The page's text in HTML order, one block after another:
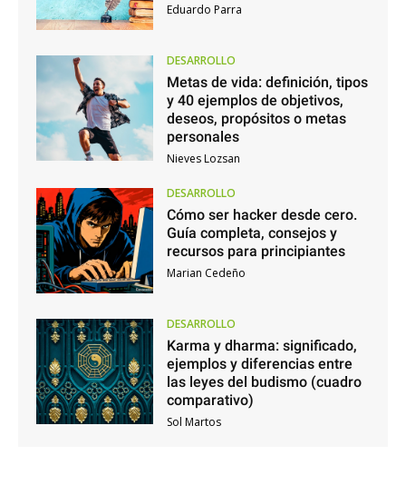
Eduardo Parra
DESARROLLO
Metas de vida: definición, tipos
y 40 ejemplos de objetivos,
deseos, propósitos o metas
personales
Nieves Lozsan
DESARROLLO
Cómo ser hacker desde cero.
Guía completa, consejos y
recursos para principiantes
Marian Cedeño
DESARROLLO
Karma y dharma: significado,
ejemplos y diferencias entre
las leyes del budismo (cuadro
comparativo)
Sol Martos